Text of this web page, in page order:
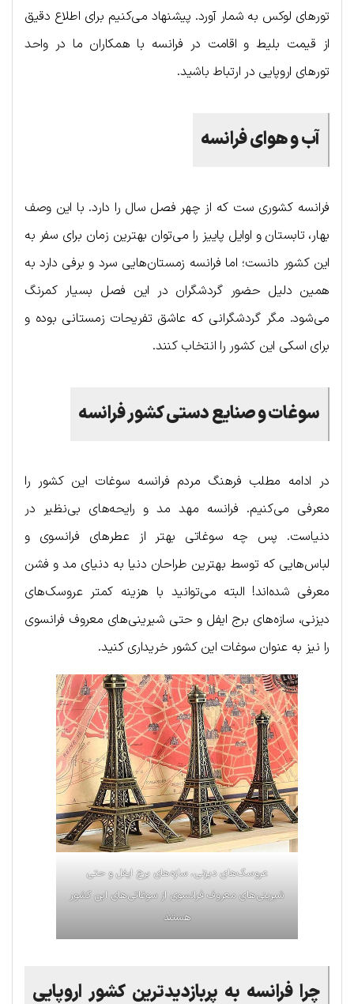
تورهای لوکس به شمار آورد. پیشنهاد می‌کنیم برای اطلاع دقیق
از قیمت بلیط و اقامت در فرانسه با همکاران ما در واحد
تورهای اروپایی در ارتباط باشید.
آب و هوای فرانسه
فرانسه کشوری ست که از چهر فصل سال را دارد. با این وصف
بهار، تابستان و اوایل پاییز را می‌توان بهترین زمان برای سفر به
این کشور دانست؛ اما فرانسه زمستان‌هایی سرد و برفی دارد به
همین دلیل حضور گردشگران در این فصل بسیار کمرنگ
می‌شود. مگر گردشگرانی که عاشق تفریحات زمستانی بوده و
برای اسکی این کشور را انتخاب کنند.
سوغات و صنایع دستی کشور فرانسه
در ادامه مطلب فرهنگ مردم فرانسه سوغات این کشور را
معرفی می‌کنیم. فرانسه مهد مد و رایحه‌های بی‌نظیر در
دنیاست. پس چه سوغاتی بهتر از عطرهای فرانسوی و
لباس‌هایی که توسط بهترین طراحان دنیا به دنیای مد و فشن
معرفی شده‌اند! البته می‎‌توانید با هزینه کمتر عروسک‌های
دیزنی، سازه‌های برج ایفل و حتی شیرینی‌های معروف فرانسوی
را نیز به عنوان سوغات این کشور خریداری کنید.
عروسک‌های دیزنی، سازه‌های برج ایفل و حتی
شیرینی‌های معروف فرانسوی از سوغاتی‌های این کشور
هستند
چرا فرانسه به پربازدیدترین کشور اروپایی